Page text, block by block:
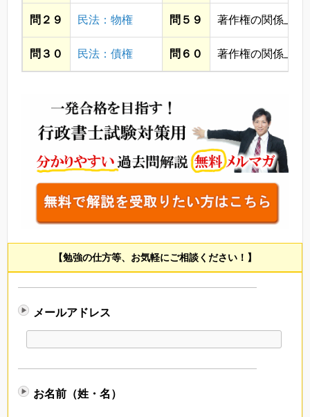
問２９ 民法：物権 問５９ 著作権の関係上省
問３０ 民法：債権 問６０ 著作権の関係上省
【勉強の仕方等、お気軽にご相談ください！】
メールアドレス
お名前（姓・名）